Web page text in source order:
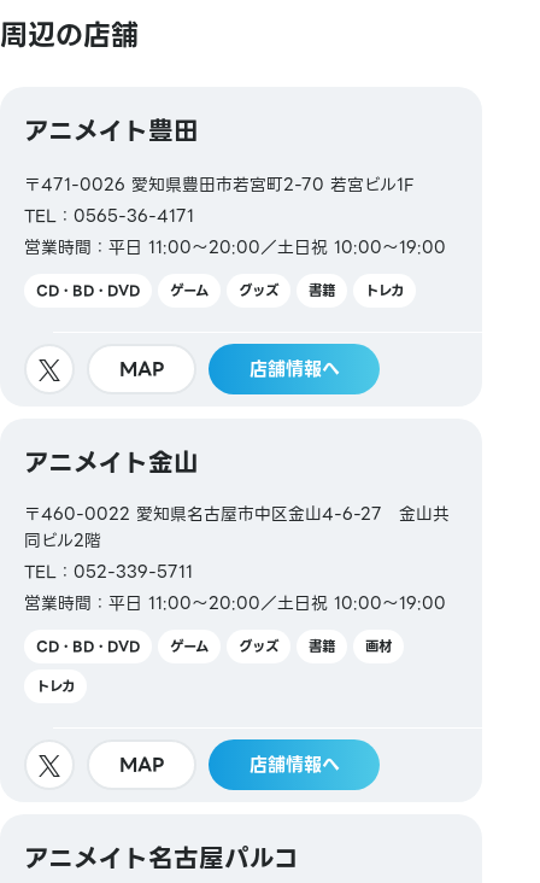
周辺の店舗
アニメイト豊田
〒471-0026 愛知県豊田市若宮町2-70 若宮ビル1F
TEL：0565-36-4171
営業時間：平日 11:00～20:00／土日祝 10:00～19:00
CD・BD・DVD ゲーム グッズ 書籍 トレカ
MAP 店舗情報へ
アニメイト金山
〒460-0022 愛知県名古屋市中区金山4-6-27 金山共
同ビル2階
TEL：052-339-5711
営業時間：平日 11:00～20:00／土日祝 10:00～19:00
CD・BD・DVD ゲーム グッズ 書籍
画材
トレカ
MAP 店舗情報へ
アニメイト名古屋パルコ